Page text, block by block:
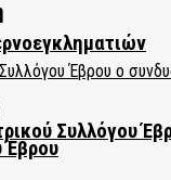
Συλλόγου
Έβρου